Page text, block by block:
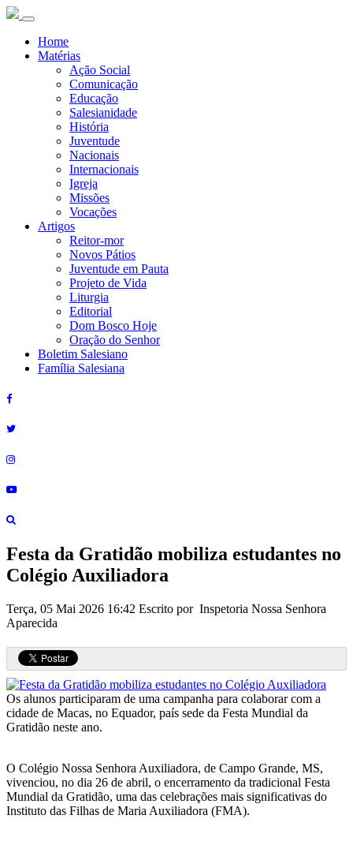
Home
Matérias
Ação Social
Comunicação
Educação
Salesianidade
História
Juventude
Nacionais
Internacionais
Igreja
Missões
Vocações
Artigos
Reitor-mor
Novos Pátios
Juventude em Pauta
Projeto de Vida
Liturgia
Editorial
Dom Bosco Hoje
Oração do Senhor
Boletim Salesiano
Família Salesiana
Festa da Gratidão mobiliza estudantes no
Colégio Auxiliadora
Terça, 05 Mai 2026 16:42 Escrito por Inspetoria Nossa Senhora
Aparecida
Os alunos participaram de uma campanha para colaborar com a
cidade de Macas, no Equador, país sede da Festa Mundial da
Gratidão neste ano.
O Colégio Nossa Senhora Auxiliadora, de Campo Grande, MS,
vivenciou, no dia 26 de abril, o encerramento da tradicional Festa
Mundial da Gratidão, uma das celebrações mais significativas do
Instituto das Filhas de Maria Auxiliadora (FMA).